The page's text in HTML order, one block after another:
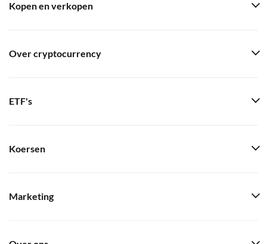
Kopen en verkopen
Over cryptocurrency
ETF's
Koersen
Marketing